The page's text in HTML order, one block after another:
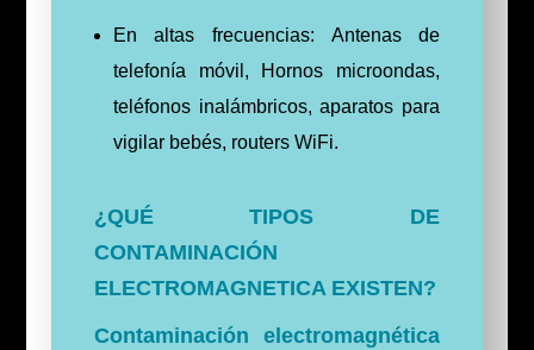
En altas frecuencias: Antenas de
telefonía móvil, Hornos microondas,
teléfonos inalámbricos, aparatos para
vigilar bebés, routers WiFi.
¿QUÉ TIPOS DE
CONTAMINACIÓN
ELECTROMAGNETICA EXISTEN?
Contaminación electromagnética